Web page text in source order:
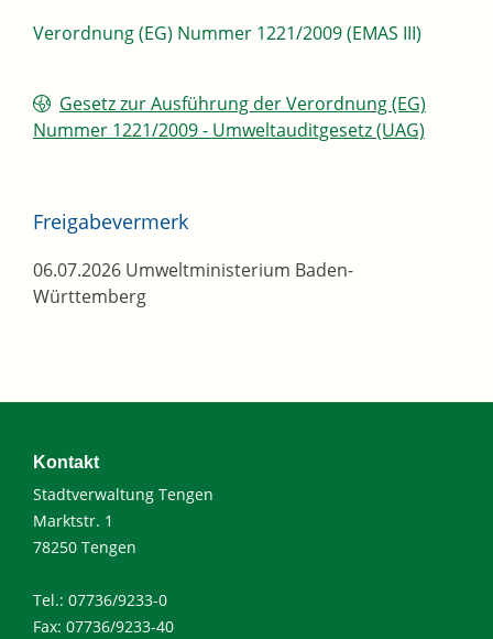
Verordnung (EG) Nummer 1221/2009 (EMAS III)
Gesetz zur Ausführung der Verordnung (EG)
Nummer 1221/2009 - Umweltauditgesetz (UAG)
Freigabevermerk
06.07.2026 Umweltministerium Baden-
Württemberg
Kontakt
Stadtverwaltung Tengen
Marktstr. 1
78250 Tengen
Tel.: 07736/9233-0
Fax: 07736/9233-40